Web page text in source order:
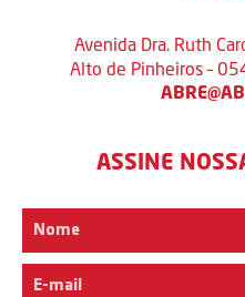
Avenida Dra. Ruth
Alto de Pinheiros –
ASSINE